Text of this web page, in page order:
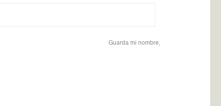
Guarda mi nombre,